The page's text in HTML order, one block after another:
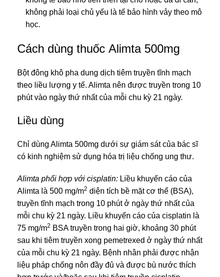
không phải loại chủ yếu là tế bảo hình vảy theo mô
học.
Cách dùng thuốc Alimta 500mg
Bột đông khô pha dung dịch tiêm truyền tĩnh mạch
theo liều lượng y tế. Alimta nên được truyền trong 10
phút vào ngày thứ nhất của mỗi chu kỳ 21 ngày.
Liều dùng
Chỉ dùng Alimta 500mg dưới sự giám sát của bác sĩ
có kinh nghiệm sử dụng hóa trị liệu chống ung thư.
Alimta phối hợp với cisplatin: Liều khuyến cáo của
Alimta là 500 mg/m2 diện tích bề mặt cơ thể (BSA),
truyền tĩnh mạch trong 10 phút ở ngày thứ nhất của
mỗi chu kỳ 21 ngày. Liều khuyến cáo của cisplatin là
75 mg/m2 BSA truyền trong hai giờ, khoảng 30 phút
sau khi tiêm truyền xong pemetrexed ở ngày thứ nhất
của mỗi chu kỳ 21 ngày. Bệnh nhân phải được nhận
liệu pháp chống nôn đầy đủ và được bù nước thích